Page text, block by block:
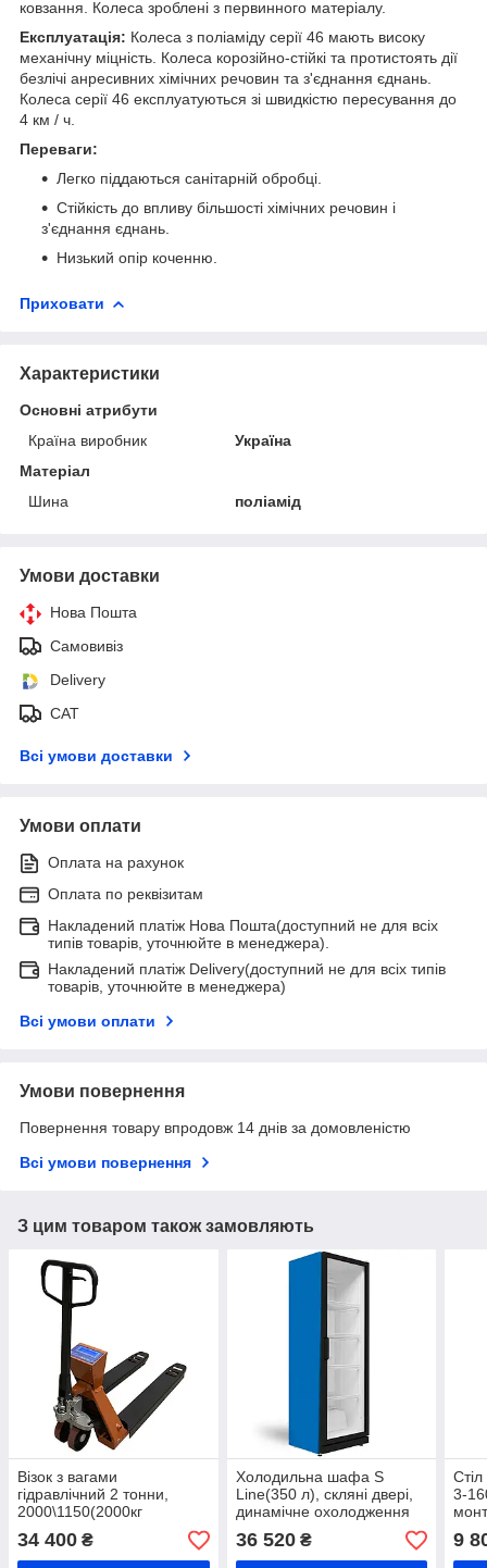
ковзання. Колеса зроблені з первинного матеріалу.
Експлуатація: Колеса з поліаміду серії 46 мають високу
механічну міцність. Колеса корозійно-стійкі та протистоять дії
безлічі анресивних хімічних речовин та з'єднання єднань.
Колеса серії 46 експлуатуються зі швидкістю пересування до
4 км / ч.
Переваги:
Легко піддаються санітарній обробці.
Стійкість до впливу більшості хімічних речовин і
з'єднання єднань.
Низький опір коченню.
Приховати
Характеристики
Основні атрибути
Країна виробник
Україна
Матеріал
Шина
поліамід
Умови доставки
Нова Пошта
Самовивіз
Delivery
САТ
Всі умови доставки
Умови оплати
Оплата на рахунок
Оплата по реквізитам
Накладений платіж Нова Пошта(доступний не для всіх
типів товарів, уточнюйте в менеджера).
Накладений платіж Delivery(доступний не для всіх типів
товарів, уточнюйте в менеджера)
Всі умови оплати
Умови повернення
Повернення товару впродовж 14 днів за домовленістю
Всі умови повернення
З цим товаром також замовляють
Візок з вагами
гідравлічний 2 тонни,
2000\1150(2000кг
вантажопідйомність) ВПД-
РКН-2т, рокла
34 400 ₴
Холодильна шафа S
Line(350 л), скляні двері,
динамічне охолодження
36 520₴
3-
9